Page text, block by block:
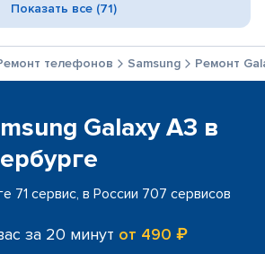
Показать все (71)
телефонов Samsung Ремонт
Galaxy A3 в
71 сервис, в России 707 сервисов
за 20 минут от 490 ₽